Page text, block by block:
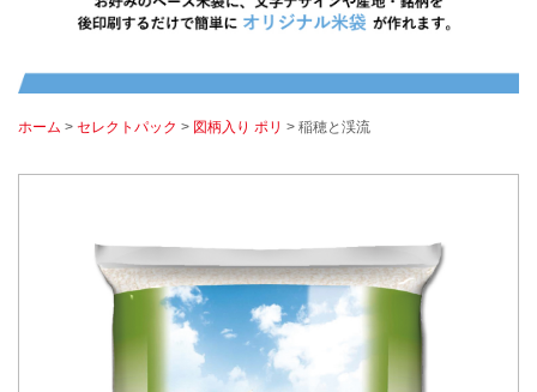
ホーム > セレクトパック > 図柄入り ポリ > 稲穂と渓流